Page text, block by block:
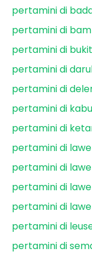
pertamini di
pertamini di
pertamini di
pertamini di
pertamini di
pertamini di
pertamini di
pertamini di
pertamini di
pertamini di
pertamini di
pertamini di
pertamini di